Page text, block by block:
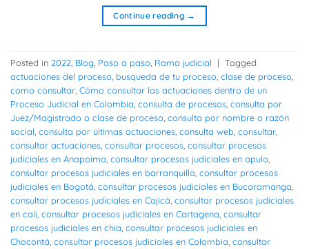
Continue reading →
Posted in 2022, Blog, Paso a paso, Rama judicial | Tagged
actuaciones del proceso, busqueda de tu proceso, clase de proceso,
como consultar, Cómo consultar las actuaciones dentro de un
Proceso Judicial en Colombia, consulta de procesos, consulta por
Juez/Magistrado o clase de proceso, consulta por nombre o razón
social, consulta por últimas actuaciones, consulta web, consultar,
consultar actuaciones, consultar procesos, consultar procesos
judiciales en Anapoima, consultar procesos judiciales en apulo,
consultar procesos judiciales en barranquilla, consultar procesos
judiciales en Bogotá, consultar procesos judiciales en Bucaramanga,
consultar procesos judiciales en Cajicá, consultar procesos judiciales
en cali, consultar procesos judiciales en Cartagena, consultar
procesos judiciales en chia, consultar procesos judiciales en
Chocontá, consultar procesos judiciales en Colombia, consultar